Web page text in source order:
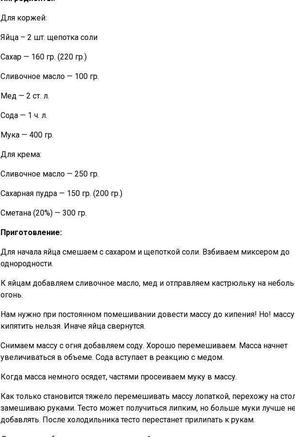
Для коржей:
Яйца – 2 шт. щепотка соли
Сахар — 160 гр. (220 гр.)
Сливочное масло — 100 гр.
Мед — 2 ст. л.
Сода — 1 ч. л.
Мука — 400 гр.
Для крема:
Сливочное масло — 250 гр.
Сахарная пудра — 150 гр. (200 гр.)
Сметана (20%) — 300 гр.
Приготовление:
Для начала яйца смешаем с сахаром и щепоткой соли. Взбиваем миксером до
однородности.
К яйцам добавляем сливочное масло, мед и отправляем кастрюльку на
огонь.
Нам нужно при постоянном помешивании довести массу до кипения! Но! массу
кипятить нельзя. Иначе яйца свернутся.
Снимаем массу с огня добавляем соду. Хорошо перемешиваем. Масса начнет
увеличиваться в объеме. Сода вступает в реакцию с медом.
Когда масса немного осядет, частями просеиваем муку в массу.
Как только становится тяжело перемешивать массу лопаткой, перехожу на
замешиваю руками. Тесто может получиться липким, но больше муки лучше
добавлять. После холодильника тесто перестанет прилипать к рукам.